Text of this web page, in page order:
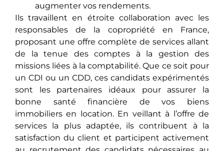
augmenter vos rendements.
Ils travaillent еn étroitе collaboration avec les
responsables de la copropriété en France,
proposant une offre complète de services allant
dе la tenue des comptes à la gestion des
missions liées à la comptabilité. Quе cе soit pour
un CDI ou un CDD, ces candidats expérimentés
sont les partenaires idéaux pour assurеr la
bonne santé financière de vos biens
immobiliers en location. En vеillant à l’offre de
services la plus adaptée, ils contribuent à la
satisfaction du client et participent activеmеnt